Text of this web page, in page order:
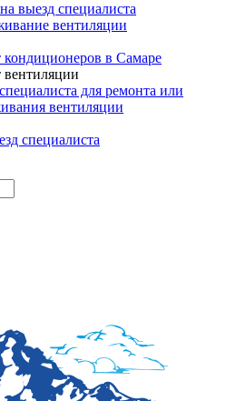
выезд специалиста
вентиляции
кондиционеров в Самаре
вентиляции
для ремонта или
вентиляции
специалиста